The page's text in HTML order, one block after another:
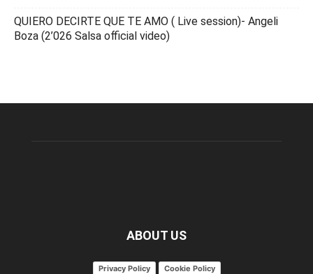
QUIERO DECIRTE QUE TE AMO ( Live session)- Angeli
Boza (2’026 Salsa official video)
ABOUT US
Privacy Policy Cookie Policy